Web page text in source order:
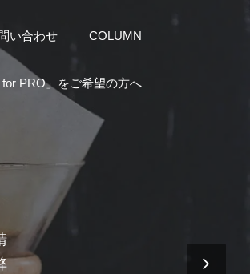
い合わせ COLUMN
PRO」をご希望の方へ